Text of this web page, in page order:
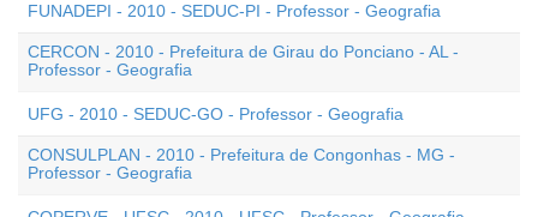
FUNADEPI - 2010 - SEDUC-PI - Professor - Geografia
CERCON - 2010 - Prefeitura de Girau do Ponciano - AL -
Professor - Geografia
UFG - 2010 - SEDUC-GO - Professor - Geografia
CONSULPLAN - 2010 - Prefeitura de Congonhas - MG -
Professor - Geografia